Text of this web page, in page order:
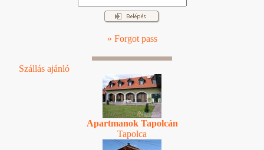
» Forgot pass
Szállás ajánló
Apartmanok Tapolcán
Tapolca